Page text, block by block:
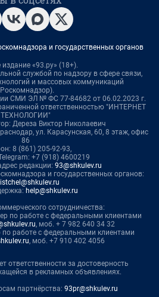
и государственных органов
издание «93.ру» (18+).
службой по надзору в сфере связи,
и массовых коммуникаций
СМИ ЭЛ № ФС 77-84682 от 06.02.2023 г.
ответственностью "ИНТЕРНЕТ
ТЕХНОЛОГИИ"
Дереза Виктор Николаевич
ул. Карасунская, 60, 8 этаж, офис
86
8 (861) 205-92-93,
+7 (918) 4600219
редакции: 93@shkulev.ru
и государственных органов:
help@shkulev.ru
сотрудничества:
по работе с федеральными клиентами
, моб. + 7 982 640 34 32
работе с федеральными клиентами
, моб. +7 910 402 4056
ответственности за достоверность
в рекламных объявлениях.
партнёрства: 93pr@shkulev.ru